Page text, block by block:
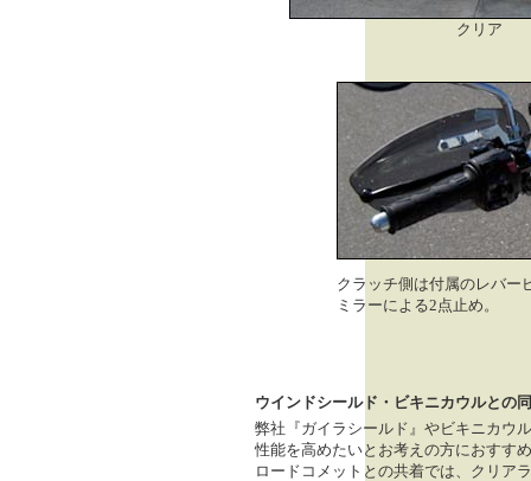
クリア
クラッチ側は付属のレバー
ミラーによる2点止め。
ウインドシールド・ビキニカウルとの
弊社『ガイラシールド』やビキニカウ
性能を高めたいとお考えの方におすす
ロードコメットとの共着では、クリア